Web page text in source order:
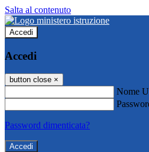
Salta al contenuto
Accedi
Accedi
button close ×
Nome
Password dimenticata?